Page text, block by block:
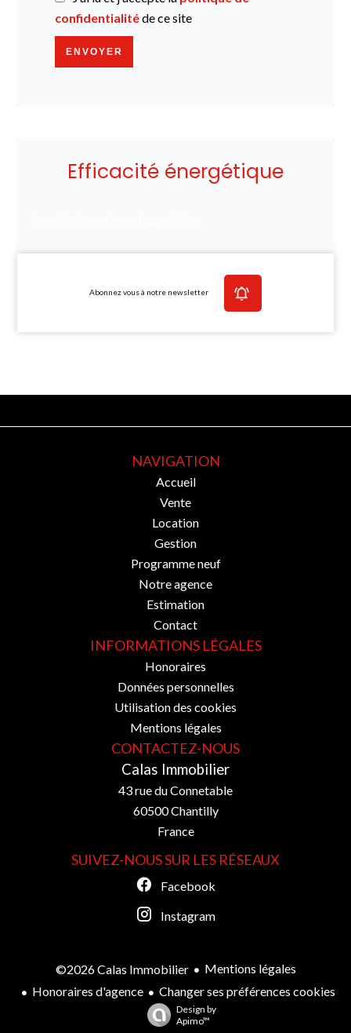
confidentialitéde ce site
ENVOYER
Efficacité énergétique
Abonnez vous à notre newsletter
NAVIGATION
Accueil
Vente
Location
Gestion
Programme neuf
Notre agence
Estimation
Contact
INFORMATIONS LÉGALES
Honoraires
Données personnelles
Utilisation des cookies
Mentions légales
CONTACTEZ-NOUS
Calas Immobilier
43 rue du Connetable
60500Chantilly
France
SUIVEZ-NOUS SUR LES RÉSEAUX
Facebook
Instagram
©2026 Calas Immobilier
Mentions légales
Honoraires d'agence
Changer ses préférences cookies
Design by
Apimo™